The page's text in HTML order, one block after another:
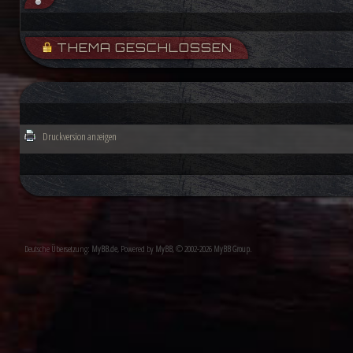
THEMA GESCHLOSSEN
Druckversion anzeigen
Deutsche Übersetzung: MyBB.de, Powered by MyBB, © 2002-2026 MyBB Group.